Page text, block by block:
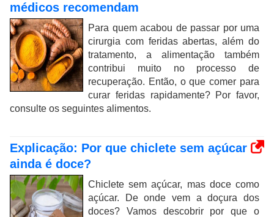
médicos recomendam
Para quem acabou de passar por uma
cirurgia com feridas abertas, além do
tratamento, a alimentação também
contribui muito no processo de
recuperação. Então, o que comer para
curar feridas rapidamente? Por favor,
consulte os seguintes alimentos.
Explicação: Por que chiclete sem açúcar
ainda é doce?
Chiclete sem açúcar, mas doce como
açúcar. De onde vem a doçura dos
doces? Vamos descobrir por que o